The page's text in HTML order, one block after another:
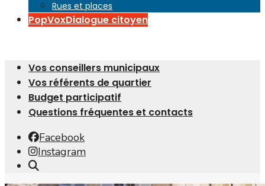
Rues et places
PopVoxDialogue citoyen
Vos conseillers municipaux
Vos référents de quartier
Budget participatif
Questions fréquentes et contacts
Facebook
Instagram